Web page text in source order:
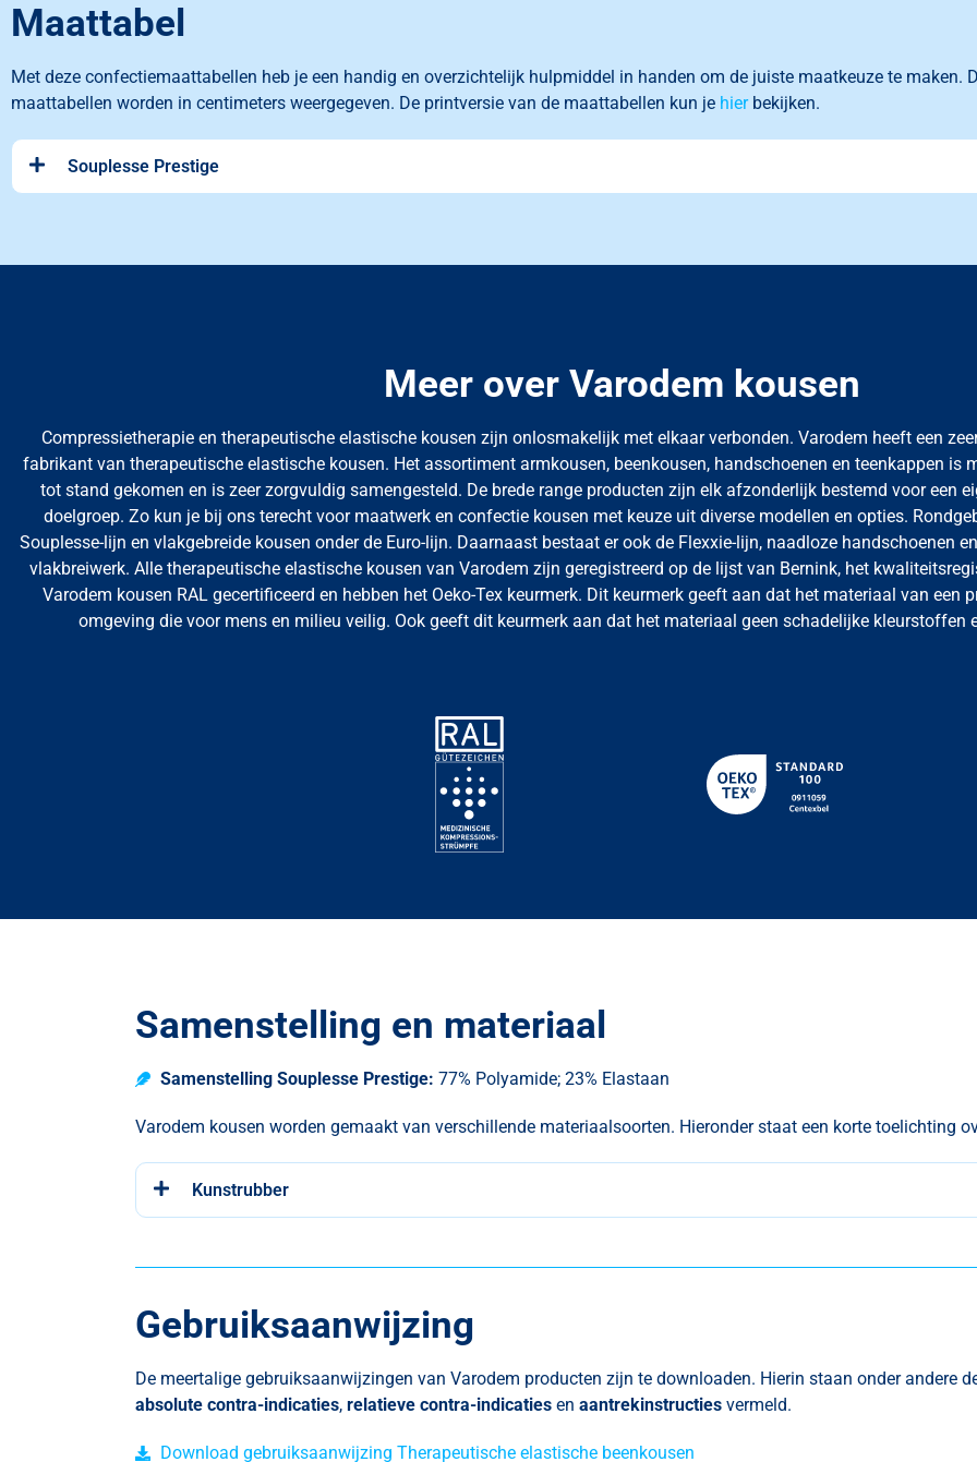
Maattabel
Met deze confectiemaattabellen heb je een handig en overzichtelijk hulpmiddel in handen om de juiste maatkeuze te maken.
maattabellen worden in centimeters weergegeven. De printversie van de maattabellen kun je hierbekijken.
Souplesse Prestige
Meer over Varodem kousen
Compressietherapie en therapeutische elastische kousen zijn onlosmakelijk met elkaar verbonden. Varodem heeft een
fabrikant van therapeutische elastische kousen. Het assortiment armkousen, beenkousen, handschoenen en teenkappen is
tot stand gekomen en is zeer zorgvuldig samengesteld. De brede range producten zijn elk afzonderlijk bestemd voor een
doelgroep. Zo kun je bij ons terecht voor maatwerk en confectie kousen met keuze uit diverse modellen en opties.
Souplesse-lijn en vlakgebreide kousen onder de Euro-lijn. Daarnaast bestaat er ook de Flexxie-lijn, naadloze handschoenen
vlakbreiwerk. Alle therapeutische elastische kousen van Varodem zijn geregistreerd op de lijst van Bernink, het
Varodem kousen RAL gecertificeerd en hebben het Oeko-Tex keurmerk. Dit keurmerk geeft aan dat het materiaal van een
omgeving die voor mens en milieu veilig. Ook geeft dit keurmerk aan dat het materiaal geen schadelijke
Samenstelling en materiaal
Samenstelling Souplesse Prestige: 77% Polyamide; 23% Elastaan
Varodem kousen worden gemaakt van verschillende materiaalsoorten. Hieronder staat een korte toelichting
Kunstrubber
Gebruiksaanwijzing
De meertalige gebruiksaanwijzingen van Varodem producten zijn te downloaden. Hierin staan onder andere
absolute contra-indicaties, relatieve contra-indicaties en aantrekinstructies vermeld.
Download gebruiksaanwijzing Therapeutische elastische beenkousen